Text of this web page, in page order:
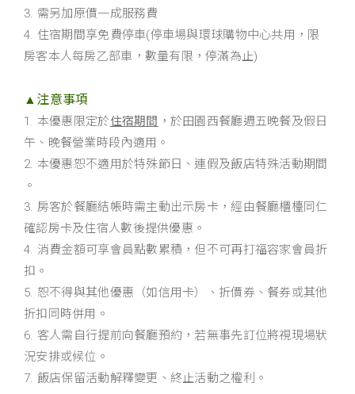
3. 需另加原價一成服務費
4. 住宿期間享免費停車(停車場與環球購物中心共用，限
房客本人每房乙部車，數量有限，停滿為止)
▲注意事項
1. 本優惠限定於住宿期間 ，於田園西餐廳週五晚餐及假日
午、晚餐營業時段內適用。
2. 本優惠恕不適用於特殊節日、連假及飯店特殊活動期間
。
3. 房客於餐廳結帳時需主動出示房卡，經由餐廳櫃檯同仁
確認房卡及住宿人數後提供優惠。
4. 消費金額可享會員點數累積，但不可再打福容家會員折
扣。
5. 恕不得與其他優惠（如信用卡）、折價券、餐券或其他
折扣同時併用。
6. 客人需自行提前向餐廳預約，若無事先訂位將視現場狀
況安排或候位。
7. 飯店保留活動解釋變更、終止活動之權利。